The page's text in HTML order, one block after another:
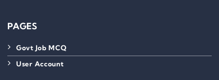
PAGES
Govt Job MCQ
User Account